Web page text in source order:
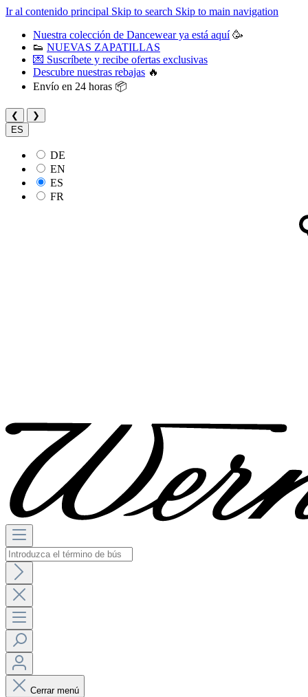
Ir al contenido principal Skip to search Skip to main navigation
Nuestra colección de Dancewear ya está aquí🥳
👟 NUEVAS ZAPATILLAS
💌 Suscríbete y recibe ofertas exclusivas
Descubre nuestras rebajas 🔥
Envío en 24 horas 📦
❮
❯
ES
DE
EN
ES
FR
Cerrar menú